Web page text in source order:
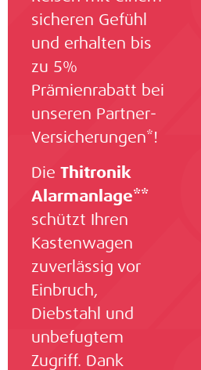
sicheren Gefühl
und erhalten bis
zu 5%
Prämienrabatt bei
unseren Partner-
Versicherungen*!
Die Thitronik
Alarmanlage**
schützt Ihren
Kastenwagen
zuverlässig vor
Einbruch,
Diebstahl und
unbefugtem
Zugriff. Dank